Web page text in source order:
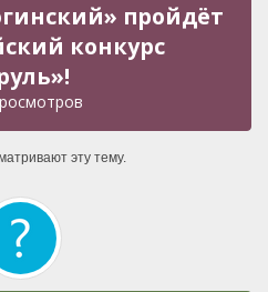
пройдёт
конкурс
эту тему.